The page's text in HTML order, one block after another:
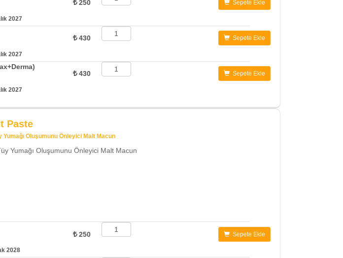
250
Sepete Ekle
2027
430 Sepete Ekle
2027
430 Sepete Ekle
2027
Paste
Oluşumunu Önleyici Malt Macun
Yumağı Oluşumunu Önleyici Malt Macun
250
Sepete Ekle
2028